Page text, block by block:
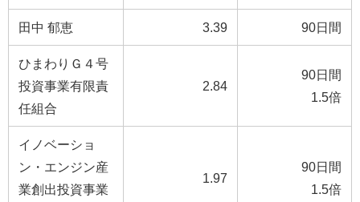
田中 郁恵 3.39 90日間
ひまわりＧ４号
投資事業有限責
任組合
2.84
90日間
1.5倍
イノベーショ
ン・エンジン産
業創出投資事業
1.97
90日間
1.5倍